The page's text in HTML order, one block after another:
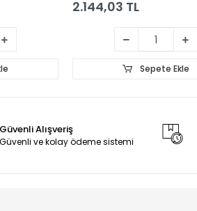
2.144,03 TL
Sepete Ekle
Güvenli Alışveriş
Güvenli ve kolay ödeme sistemi